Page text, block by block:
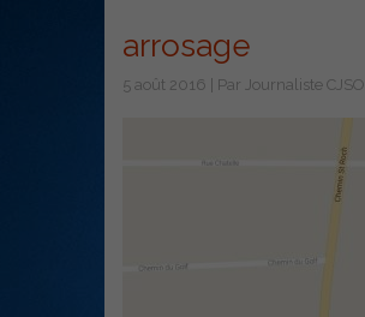
arrosage
5 août 2016 | Par Journaliste CJSO